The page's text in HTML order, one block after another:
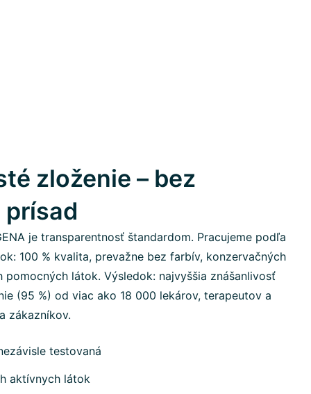
zloženie – bez
je transparentnosť štandardom. Pracujeme podľa
100 % kvalita, prevažne bez farbív, konzervačných
pomocných látok. Výsledok: najvyššia znášanlivosť
(95 %) od viac ako 18 000 lekárov, terapeutov a
zákazníkov.
testovaná
aktívnych látok